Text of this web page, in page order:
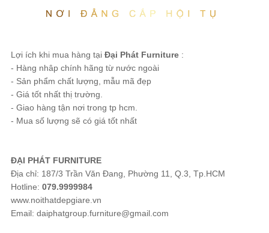
Lợi ích khi mua hàng tại Đại Phát Furniture:
- Hàng nhâp chính hãng từ nước ngoài
- Sản phẩm chất lượng, mẫu mã đẹp
- Giá tốt nhất thị trường.
- Giao hàng tận nơi trong tp hcm.
- Mua số lượng sẽ có giá tốt nhất
ĐẠI PHÁT FURNITURE
Địa chỉ: 187/3 Trần Văn Đang, Phường 11, Q.3, Tp.HCM
Hotline: 079.9999984
www.noithatdepgiare.vn
Email: daiphatgroup.furniture@gmail.com